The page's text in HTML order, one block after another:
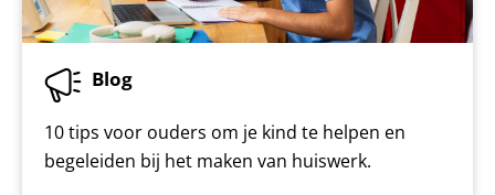
Blog
10 tips voor ouders om je kind te helpen en
begeleiden bij het maken van huiswerk.